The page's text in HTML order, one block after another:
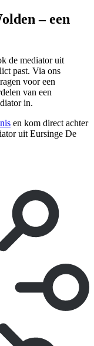
– een
de mediator uit
past. Via ons
voor een
van een
in.
en kom direct achter
uit Eursinge De